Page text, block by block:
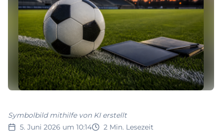
5. Juni 2026 um 10:14 2 Min. Lesezeit
Symbolbild mithilfe von KI erstellt